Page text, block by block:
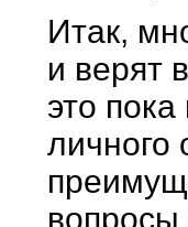
Итак,
и верят
это
личного
вопросы